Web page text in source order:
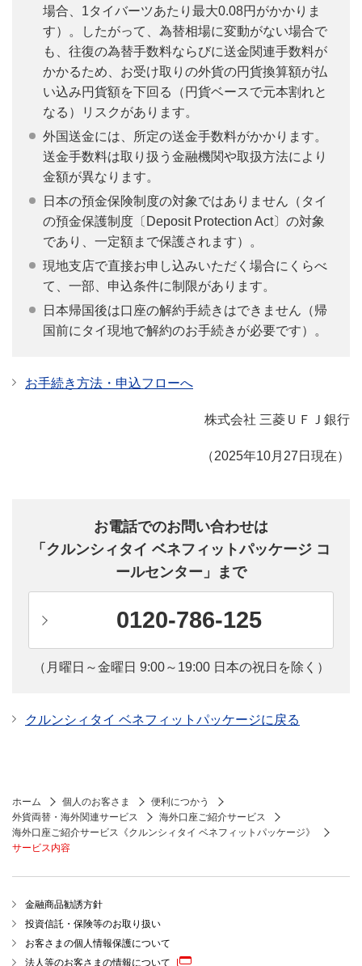
場合、1タイバーツあたり最大0.08円がかかりま
す）。したがって、為替相場に変動がない場合で
も、往復の為替手数料ならびに送金関連手数料が
かかるため、お受け取りの外貨の円貨換算額が払
い込み円貨額を下回る（円貨ベースで元本割れと
なる）リスクがあります。
外国送金には、所定の送金手数料がかかります。
送金手数料は取り扱う金融機関や取扱方法により
金額が異なります。
日本の預金保険制度の対象ではありません（タイ
の預金保護制度〔Deposit Protection Act〕の対象
であり、一定額まで保護されます）。
現地支店で直接お申し込みいただく場合にくらべ
て、一部、申込条件に制限があります。
日本帰国後は口座の解約手続きはできません（帰
国前にタイ現地で解約のお手続きが必要です）。
お手続き方法・申込フローへ
株式会社 三菱ＵＦＪ銀行
（2025年10月27日現在）
お電話でのお問い合わせは
「クルンシィタイ ベネフィットパッケージ コ
ールセンター」まで
0120-786-125
（月曜日～金曜日 9:00～19:00 日本の祝日を除く）
クルンシィタイ ベネフィットパッケージに戻る
ホーム 個人のお客さま
便利につかう
外貨両替・海外関連サービス
海外口座ご紹介サービス
海外口座ご紹介サービス《クルンシィタイ ベネフィットパッケージ》
サービス内容
金融商品勧誘方針
投資信託・保険等のお取り扱い
お客さまの個人情報保護について
法人等のお客さまの情報について